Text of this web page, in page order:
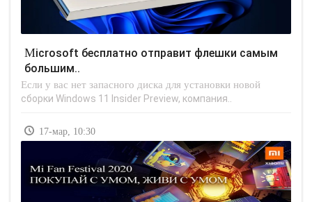
Microsoft бесплатно отправит флешки самым
большим..
Если у вас нет запасного диска для установки новой
сборки Windows 11 Insider Preview, компания..
17-мар, 10:30